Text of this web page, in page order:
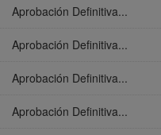
Aprobación Definitiva...
Aprobación Definitiva...
Aprobación Definitiva...
Aprobación Definitiva...